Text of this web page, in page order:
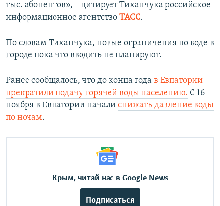
тыс. абонентов», – цитирует Тиханчука российское
информационное агентство ТАСС.
По словам Тиханчука, новые ограничения по воде в
городе пока что вводить не планируют.
Ранее сообщалось, что до конца года в Евпатории
прекратили подачу горячей воды населению. С 16
ноября в Евпатории начали снижать давление воды
по ночам.
Крым, читай нас в Google News
Подписаться